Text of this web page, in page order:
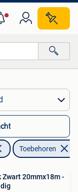
Toebehoren
20mmx18m -